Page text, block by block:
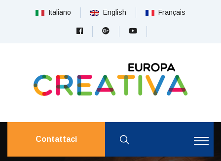
Italiano English Français
Contattaci